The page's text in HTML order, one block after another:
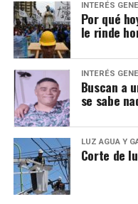
INTERÉS
Por qué
le rinde
INTERÉS
Buscan a
se sabe
LUZ AGUA Y
Corte de